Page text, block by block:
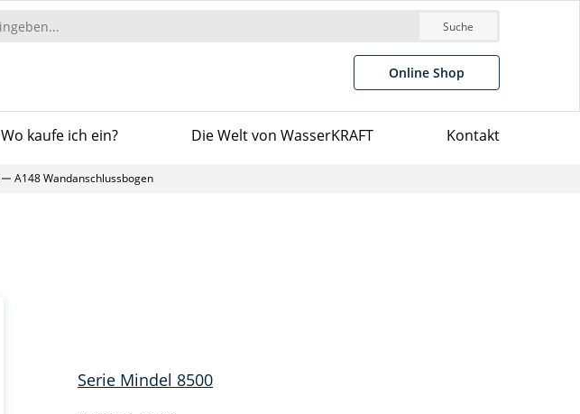
Suche
Online Shop
Wo kaufe ich ein? Die Welt von WasserKRAFT Kontakt
A148 Wandanschlussbogen
Serie Mindel 8500